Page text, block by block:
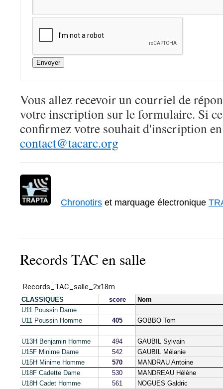
Envoyer
Vous allez recevoir un courriel de
votre inscription sur le formulaire. Si ce
confirmez votre souhait d'inscription
contact@tacarc.org
Chronotirs et marquage électronique
Records TAC en salle